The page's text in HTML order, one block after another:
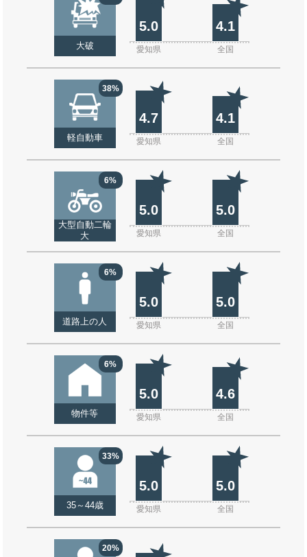
大破
5.0 4.1
愛知県 全国
38%
軽自動車
4.7 4.1
愛知県 全国
6%
大型自動二輪
大
5.0 5.0
愛知県 全国
6%
道路上の人
5.0 5.0
愛知県 全国
6%
物件等
5.0 4.6
愛知県 全国
33%
35～44歳
5.0 5.0
愛知県 全国
20%